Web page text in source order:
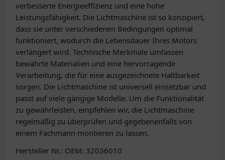
verbesserte Energieeffizienz und eine hohe
Leistungsfähigkeit. Die Lichtmaschine ist so konzipiert,
dass sie unter verschiedenen Bedingungen optimal
funktioniert, wodurch die Lebensdauer Ihres Motors
verlängert wird. Technische Merkmale umfassen
bewährte Materialien und eine hervorragende
Verarbeitung, die für eine ausgezeichnete Haltbarkeit
sorgen. Die Lichtmaschine ist universell einsetzbar und
passt auf viele gängige Modelle. Um die Funktionalität
zu gewährleisten, empfehlen wir, die Lichtmaschine
regelmäßig zu überprüfen und gegebenenfalls von
einem Fachmann montieren zu lassen.
Hersteller Nr.: OEM: 32036010